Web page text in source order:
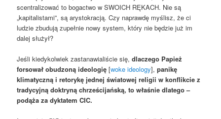
scentralizować to bogactwo w SWOICH RĘKACH. Nie są
„kapitalistami”, są arystokracją. Czy naprawdę myślisz, że ci
ludzie zbudują zupełnie nowy system, który nie będzie już im
dalej służył?
Jeśli kiedykolwiek zastanawialiście się,dlaczego Papież
forsował obudzoną ideologię [woke ideology],panikę
klimatyczną i retorykę jednej światowej religii w konflikcie z
tradycyjną doktryną chrześcijańską, to właśnie dlatego –
podąża za dyktatem CIC.